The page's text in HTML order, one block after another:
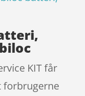
KIT får
forbrugerne